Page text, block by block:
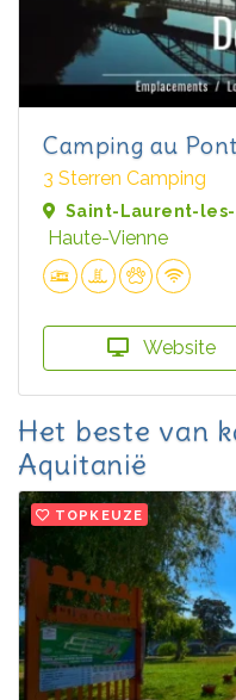
Camping au
3 Sterren Camping
Saint-Laurent-
Haute-Vienne
Website
Het beste van
Aquitanië
TOPKEUZE